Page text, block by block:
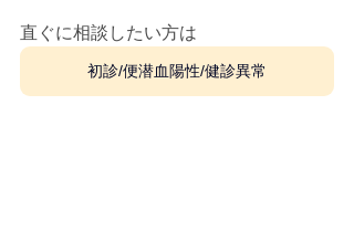
直ぐに相談したい方は
初診/便潜血陽性/健診異常